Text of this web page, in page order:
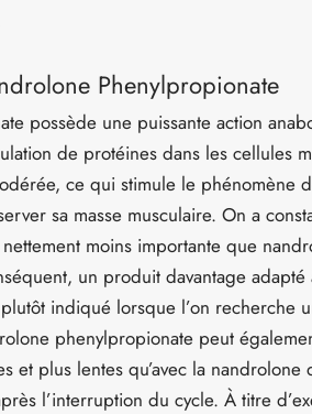
Phenylpropionate
possède une puissante action
de protéines dans les cellules
ce qui stimule le phénomène
sa masse musculaire. On a
moins importante que
un produit davantage
indiqué lorsque l’on recherche
phenylpropionate peut
et plus lentes qu’avec la
l’interruption du cycle. À titre